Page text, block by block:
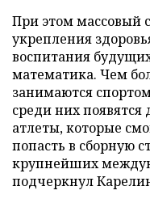
При этом массовый
укрепления
воспитания
математика. Чем
занимаются
среди них
атлеты, которые
попасть в сборную
крупнейших
подчеркнул